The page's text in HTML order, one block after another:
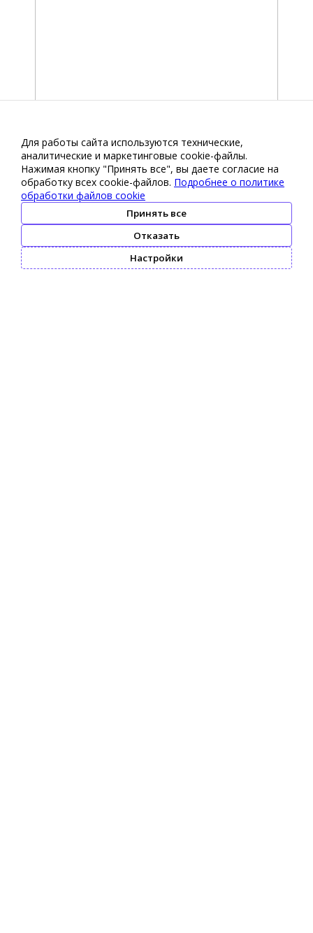
Для работы сайта используются технические,
аналитические и маркетинговые сооkіе-файлы.
Нажимая кнопку "Принять все", вы даете согласие на
обработку всех cookie-файлов. Подробнее о политике
обработки файлов cookie
Принять все
Отказать
Настройки